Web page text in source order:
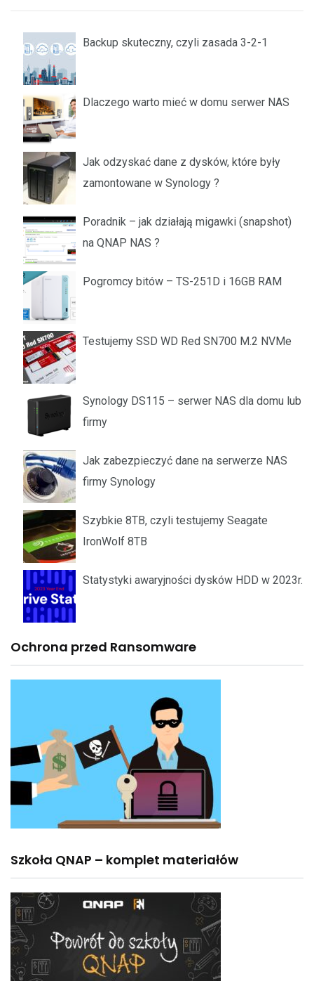
Backup skuteczny, czyli zasada 3-2-1
Dlaczego warto mieć w domu serwer NAS
Jak odzyskać dane z dysków, które były
zamontowane w Synology ?
Poradnik – jak działają migawki (snapshot)
na QNAP NAS ?
Pogromcy bitów – TS-251D i 16GB RAM
Testujemy SSD WD Red SN700 M.2 NVMe
Synology DS115 – serwer NAS dla domu lub
firmy
Jak zabezpieczyć dane na serwerze NAS
firmy Synology
Szybkie 8TB, czyli testujemy Seagate
IronWolf 8TB
Statystyki awaryjności dysków HDD w 2023r.
Ochrona przed Ransomware
Szkoła QNAP – komplet materiałów